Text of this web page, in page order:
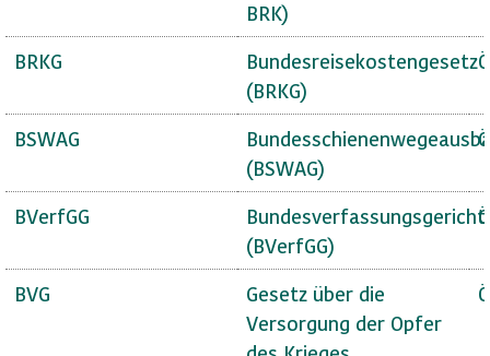
BRK)
BRKG
Bundesreisekostengesetz
(BRKG)
BSWAG
(BSWAG)
BVerfGG
(BVerfGG)
BVG
Gesetz über die
Versorgung der Opfer